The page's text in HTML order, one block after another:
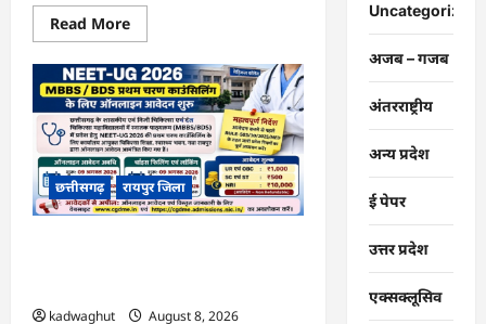
Read MoreRead
more
CG
:
मुख्यमंत्री
ने
लॉन्च
किया
छत्तीसगढ़
का
प्रीमियम
हैंडलूम
ब्रांड
छत्तीसगढ़ रायपुर जिला
kadwaghut
August 8, 2026
Uncategorized
अजब – गजब
अंतरराष्ट्रीय
अन्य प्रदेश
ई पेपर
उत्तर प्रदेश
एक्सक्लूसिव